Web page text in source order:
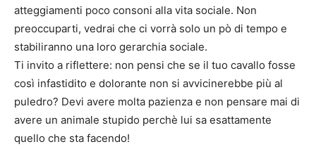
atteggiamenti poco consoni alla vita sociale. Non
preoccuparti, vedrai che ci vorrà solo un pò di tempo e
stabiliranno una loro gerarchia sociale.
Ti invito a riflettere: non pensi che se il tuo cavallo fosse
così infastidito e dolorante non si avvicinerebbe più al
puledro? Devi avere molta pazienza e non pensare mai di
avere un animale stupido perchè lui sa esattamente
quello che sta facendo!